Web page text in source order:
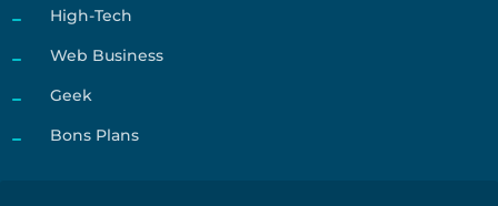
High-Tech
Web Business
Geek
Bons Plans